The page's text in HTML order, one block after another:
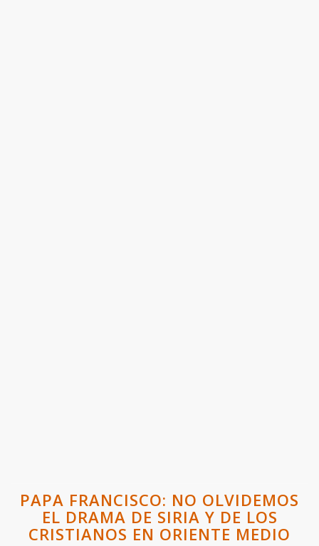
PAPA FRANCISCO: NO OLVIDEMOS
EL DRAMA DE SIRIA Y DE LOS
CRISTIANOS EN ORIENTE MEDIO